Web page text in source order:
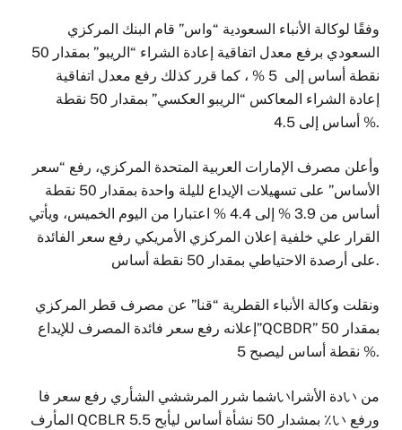
وفقًا لوكالة الأنباء السعودية “واس” قام البنك المركزي
السعودي برفع معدل اتفاقية إعادة الشراء “الريبو” بمقدار 50
نقطة أساس إلى 5 % ، كما قرر كذلك رفع معدل اتفاقية
إعادة الشراء المعاكس “الريبو العكسي” بمقدار 50 نقطة
أساس إلى 4.5 %.
وأعلن مصرف الإمارات العربية المتحدة المركزي، رفع “سعر
الأساس” على تسهيلات الإيداع لليلة واحدة بمقدار 50 نقطة
أساس من 3.9 % إلى 4.4 % اعتبارا من اليوم الخميس، ويأتي
القرار علي خلفية إعلان المركزي الأمريكي رفع سعر الفائدة
على أرصدة الاحتياطي بمقدار 50 نقطة أساس.
ونقلت وكالة الأنباء القطرية “قنا” عن مصرف قطر المركزي
إعلانه رفع سعر فائدة المصرف للإيداع”QCBDR” بمقدار 50
نقطة أساس ليصبح 5 %.
شما شرر المرششي الشأري رفع سعر فاいدة الأشراい من
المأرف QCBLR بمشدار 50 نشأة أساس ليأبح 5.5 ٪い ورفع